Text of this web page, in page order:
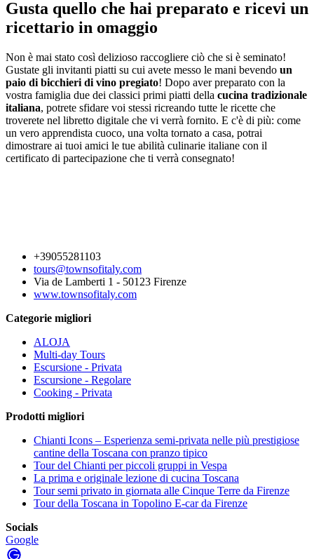
Gusta quello che hai preparato e ricevi un
ricettario in omaggio
Non è mai stato così delizioso raccogliere ciò che si è seminato!
Gustate gli invitanti piatti su cui avete messo le mani bevendo un
paio di bicchieri di vino pregiato! Dopo aver preparato con la
vostra famiglia due dei classici primi piatti della cucina tradizionale
italiana, potrete sfidare voi stessi ricreando tutte le ricette che
troverete nel libretto digitale che vi verrà fornito. E c'è di più: come
un vero apprendista cuoco, una volta tornato a casa, potrai
dimostrare ai tuoi amici le tue abilità culinarie italiane con il
certificato di partecipazione che ti verrà consegnato!
+39055281103
tours@townsofitaly.com
Via de Lamberti 1 - 50123 Firenze
www.townsofitaly.com
Categorie migliori
ALOJA
Multi-day Tours
Escursione - Privata
Escursione - Regolare
Cooking - Privata
Prodotti migliori
Chianti Icons – Esperienza semi-privata nelle più prestigiose
cantine della Toscana con pranzo tipico
Tour del Chianti per piccoli gruppi in Vespa
La prima e originale lezione di cucina Toscana
Tour semi privato in giornata alle Cinque Terre da Firenze
Tour della Toscana in Topolino E-car da Firenze
Socials
Google